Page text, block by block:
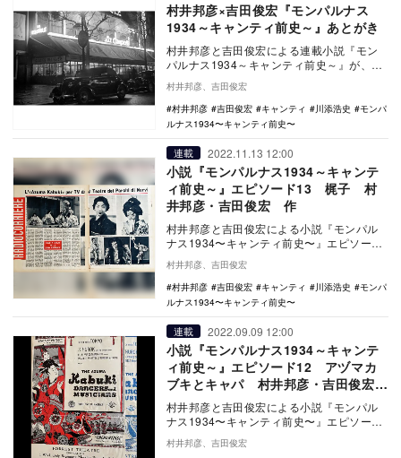
村井邦彦×吉田俊宏『モンパルナス
1934～キャンティ前史～』あとがき
村井邦彦と吉田俊宏による連載小説『モン
パルナス1934～キャンティ前史～』が、
2022年12月25日に最終回を迎えた。2020
年…
村井邦彦、吉田俊宏
村井邦彦
吉田俊宏 キャンティ 川添浩史
モンパ
ルナス1934〜キャンティ前史〜
連載 2022.11.13 12:00
小説『モンパルナス1934～キャンテ
ィ前史～』エピソード13 梶子 村
井邦彦・吉田俊宏 作
村井邦彦と吉田俊宏による小説『モンパル
ナス1934〜キャンティ前史〜』エピソード
13では、川添浩史が第2回アヅマカブキの欧
米ツア…
村井邦彦、吉田俊宏
村井邦彦
吉田俊宏 キャンティ 川添浩史
モンパ
ルナス1934〜キャンティ前史〜
連載 2022.09.09 12:00
小説『モンパルナス1934～キャンテ
ィ前史～』エピソード12 アヅマカ
ブキとキャパ 村井邦彦・吉田俊宏
作
村井邦彦と吉田俊宏による小説『モンパル
ナス1934〜キャンティ前史〜』エピソード
12では、終戦から3年後、川添紫郎が「川添
浩史」…
村井邦彦、吉田俊宏